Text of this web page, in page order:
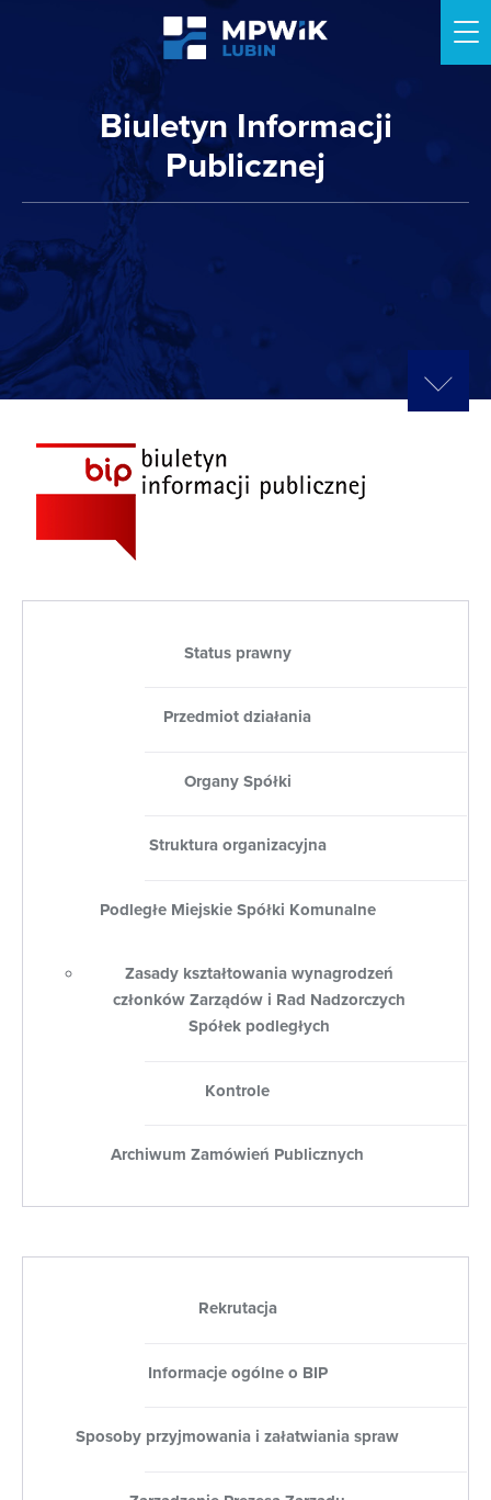
Biuletyn Informacji
Publicznej
Status prawny
Przedmiot działania
Organy Spółki
Struktura organizacyjna
Podległe Miejskie Spółki Komunalne
Zasady kształtowania wynagrodzeń
członków Zarządów i Rad Nadzorczych
Spółek podległych
Kontrole
Archiwum Zamówień Publicznych
Rekrutacja
Informacje ogólne o BIP
Sposoby przyjmowania i załatwiania spraw